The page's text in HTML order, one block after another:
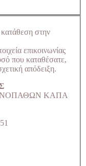
στην
επικοινωνίας
που καταθέσατε,
απόδειξη.
ΚΑΠΑ